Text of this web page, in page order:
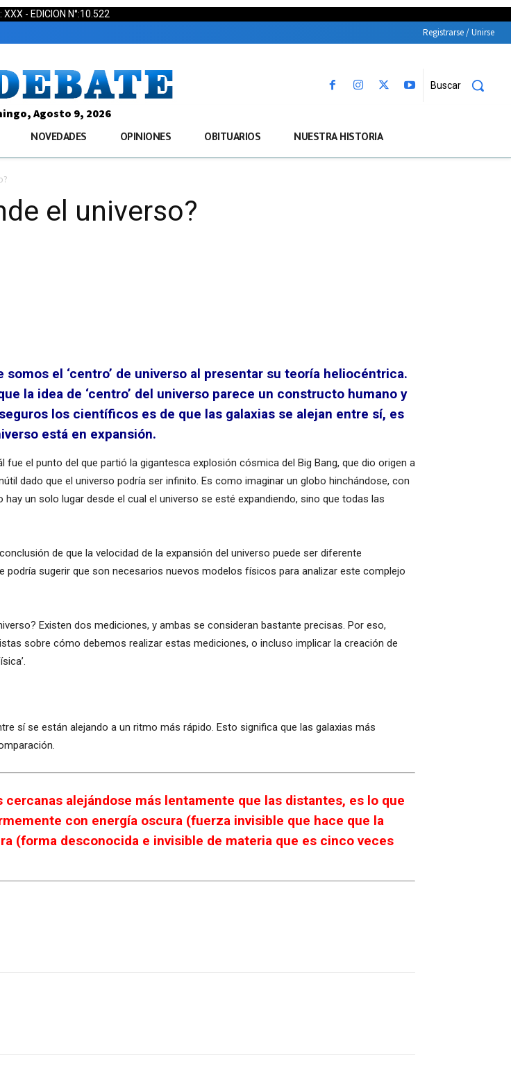
XXX - EDICION N°:10.522
Registrarse / Unirse
Buscar
Agosto 9, 2026
NOVEDADES OPINIONES OBITUARIOS NUESTRA HISTORIA
el universo?
el ‘centro’ de universo al presentar su teoría heliocéntrica.
la idea de ‘centro’ del universo parece un constructo humano y
los científicos es de que las galaxias se alejan entre sí, es
está en expansión.
el punto del que partió la gigantesca explosión cósmica del Big Bang, que dio origen a
dado que el universo podría ser infinito. Es como imaginar un globo hinchándose, con
un solo lugar desde el cual el universo se esté expandiendo, sino que todas las
de que la velocidad de la expansión del universo puede ser diferente
podría sugerir que son necesarios nuevos modelos físicos para analizar este complejo
Existen dos mediciones, y ambas se consideran bastante precisas. Por eso,
sobre cómo debemos realizar estas mediciones, o incluso implicar la creación de
sí se están alejando a un ritmo más rápido. Esto significa que las galaxias más
alejándose más lentamente que las distantes, es lo que
con energía oscura (fuerza invisible que hace que la
(forma desconocida e invisible de materia que es cinco veces